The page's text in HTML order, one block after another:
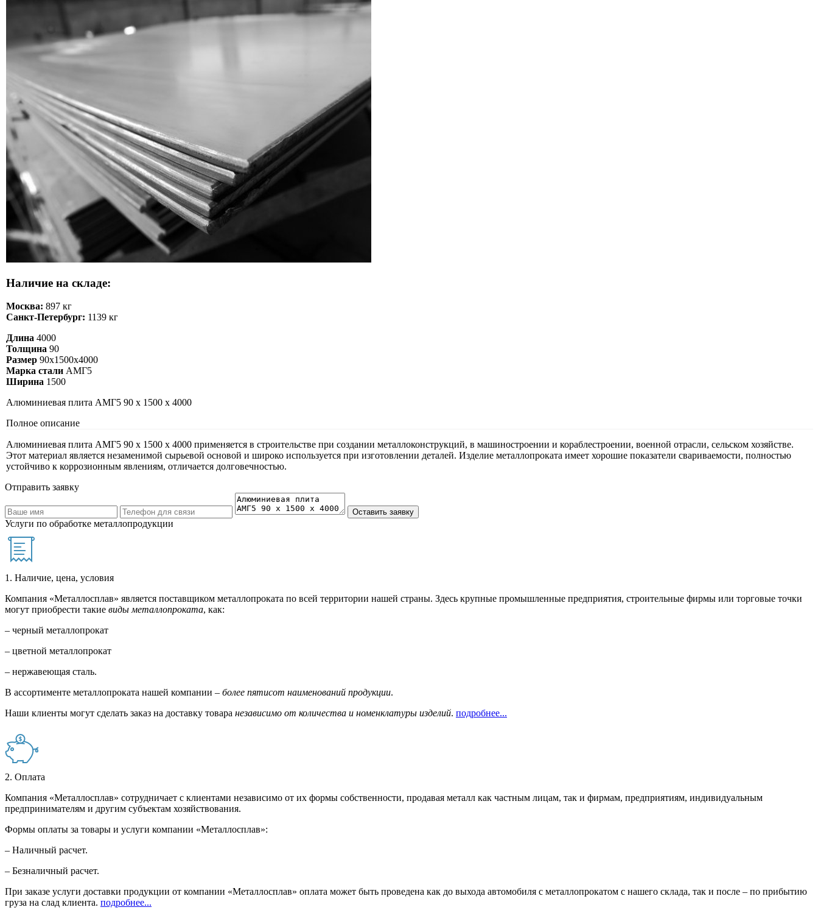
Наличие на складе:
Москва: 897 кг
Санкт-Петербург: 1139 кг
Длина 4000
Толщина 90
Размер 90х1500х4000
Марка стали АМГ5
Ширина 1500
Алюминиевая плита АМГ5 90 х 1500 х 4000
Полное описание
Алюминиевая плита АМГ5 90 х 1500 х 4000 применяется в строительстве при создании металлоконструкций, в машиностроении и кораблестроении, военной отрасли, сельском хозяйстве.
Этот материал является незаменимой сырьевой основой и широко используется при изготовлении деталей. Изделие металлопроката имеет хорошие показатели свариваемости, полностью
устойчиво к коррозионным явлениям, отличается долговечностью.
Отправить заявку
Услуги по обработке металлопродукции
1. Наличие, цена, условия
Компания «Металлосплав» является поставщиком металлопроката по всей территории нашей страны. Здесь крупные промышленные предприятия, строительные фирмы или торговые точки
могут приобрести такие виды металлопроката, как:
– черный металлопрокат
– цветной металлопрокат
– нержавеющая сталь.
В ассортименте металлопроката нашей компании – более пятисот наименований продукции.
Наши клиенты могут сделать заказ на доставку товара независимо от количества и номенклатуры изделий. подробнее...
2. Оплата
Компания «Металлосплав» сотрудничает с клиентами независимо от их формы собственности, продавая металл как частным лицам, так и фирмам, предприятиям, индивидуальным
предпринимателям и другим субъектам хозяйствования.
Формы оплаты за товары и услуги компании «Металлосплав»:
– Наличный расчет.
– Безналичный расчет.
При заказе услуги доставки продукции от компании «Металлосплав» оплата может быть проведена как до выхода автомобиля с металлопрокатом с нашего склада, так и после – по прибытию
груза на слад клиента. подробнее...